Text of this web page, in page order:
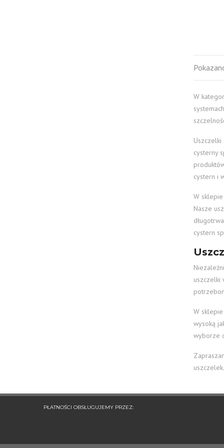
W
cysterny
cystern i
W
Nasze
cystern
uszczelki
W
wysoką
wyborze
PŁATNOŚCI OBSŁUGUJEMY PRZEZ: